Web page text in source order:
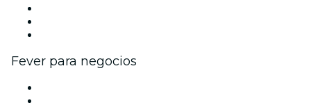
Fever para negocios